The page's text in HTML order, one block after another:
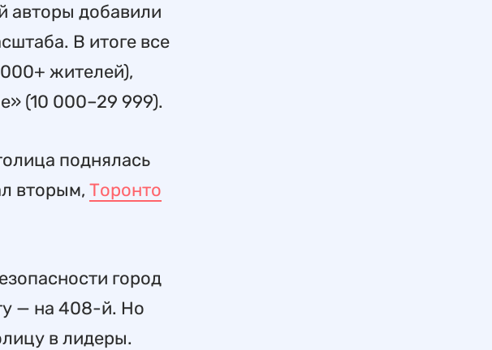
авторы добавили
В итоге все
жителей),
(10 000–29 999).
поднялась
вторым, Торонто
город
— на 408-й. Но
в лидеры.